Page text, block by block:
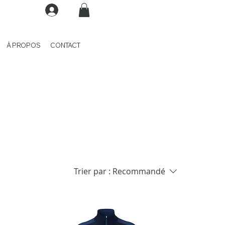
À PROPOS CONTACT
Trier par : Recommandé